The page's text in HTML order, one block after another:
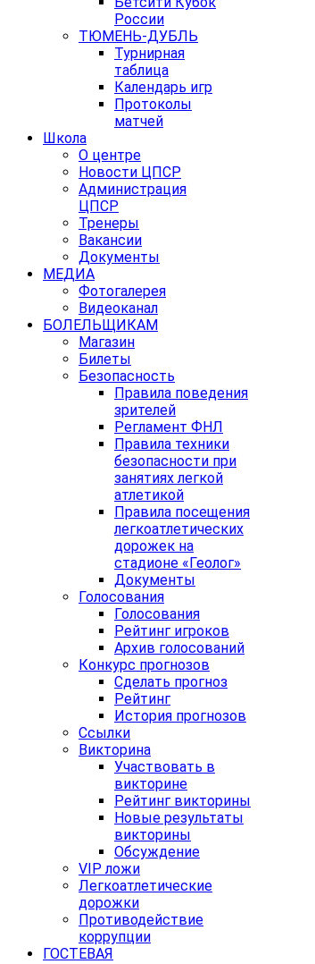
России
ТЮМЕНЬ-ДУБЛЬ
Турнирная
таблица
Календарь игр
Протоколы
матчей
Школа
О центре
Новости ЦПСР
Администрация
ЦПСР
Тренеры
Вакансии
Документы
МЕДИА
Фотогалерея
Видеоканал
БОЛЕЛЬЩИКАМ
Магазин
Билеты
Безопасность
Правила поведения
зрителей
Регламент ФНЛ
Правила техники
безопасности при
занятиях легкой
атлетикой
Правила посещения
легкоатлетических
дорожек на
стадионе «Геолог»
Документы
Голосования
Голосования
Рейтинг игроков
Архив голосований
Конкурс прогнозов
Сделать прогноз
Рейтинг
История прогнозов
Ссылки
Викторина
Участвовать в
викторине
Рейтинг викторины
Новые результаты
викторины
Обсуждение
VIP ложи
Легкоатлетические
дорожки
Противодействие
коррупции
ГОСТЕВАЯ